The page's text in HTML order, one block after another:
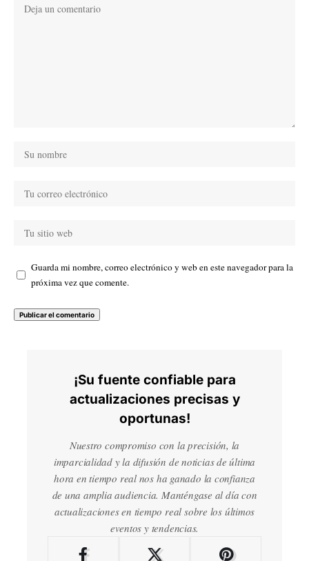
Guarda mi nombre, correo electrónico y web en este navegador para la
próxima vez que comente.
¡Su fuente confiable para
actualizaciones precisas y
oportunas!
Nuestro compromiso con la precisión, la
imparcialidad y la difusión de noticias de última
hora en tiempo real nos ha ganado la confianza
de una amplia audiencia. Manténgase al día con
actualizaciones en tiempo real sobre los últimos
eventos y tendencias.